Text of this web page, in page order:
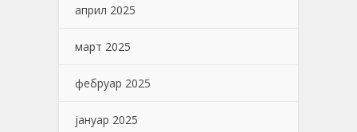
април 2025
март 2025
фебруар 2025
јануар 2025